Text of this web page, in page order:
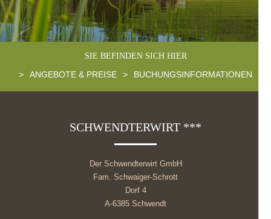
SIE BEFINDEN SICH HIER
> ANGEBOTE & PREISE > BUCHUNGSINFORMATIONEN
SCHWENDTERWIRT ***
Der Schwendterwirt GmbH
Fam. Schwaiger-Schrott
Dorf 4
A-6385 Schwendt